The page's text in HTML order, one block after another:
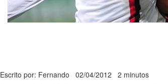
Escrito por: Fernando 02/04/2012 2 minutos